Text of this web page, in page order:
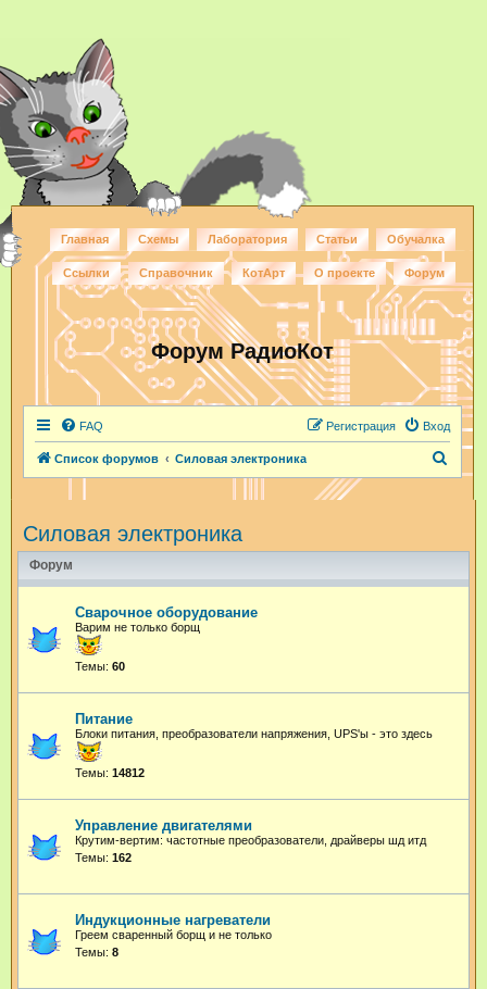
Главная Схемы Лаборатория Статьи Обучалка
Ссылки Справочник КотАрт О проекте Форум
Форум РадиоКот
FAQ Вход
Регистрация
Список форумов Силовая электроника
Силовая электроника
Форум
Сварочное оборудование
Варим не только борщ
Темы: 60
Питание
Блоки питания, преобразователи напряжения, UPS'ы - это здесь
Темы: 14812
Управление двигателями
Крутим-вертим: частотные преобразователи, драйверы шд итд
Темы: 162
Индукционные нагреватели
Греем сваренный борщ и не только
Темы: 8